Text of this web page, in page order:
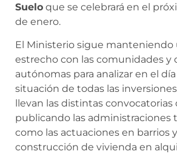
Suelo que se celebrará en el
de enero.
El Ministerio sigue
estrecho con las comunidades y
autónomas para analizar en el día
situación de todas las
llevan las distintas
publicando las administraciones
como las actuaciones en barrios
construcción de vivienda en